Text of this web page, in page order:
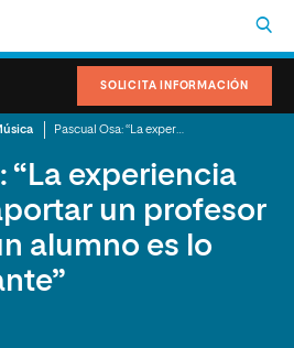
SOLICITA INFORMACIÓN
“La experiencia
un profesor
alumno es lo